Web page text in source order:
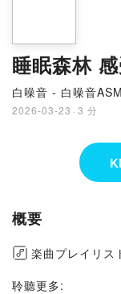
睡眠森林
白噪音 - 白噪音
2026-03-23 · 3 分
概要
楽曲プレイリス
聆聽更多: